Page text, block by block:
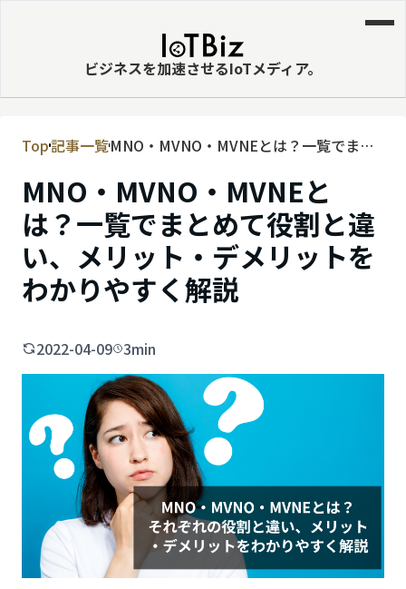
ビジネスを加速させるIoTメディア。
MVNE
エッジ
LPWA
DaaS
IaaS
ビッグデータ
MVNO
スマート漁業
クラウド
Top記事一覧MNO・MVNO・MVNEとは？一覧でまと
をわかりやすく解説
MNO・MVNO・MVNEと
は？一覧でまとめて役割と違
い、メリット・デメリットを
わかりやすく解説
2022-04-09 3min